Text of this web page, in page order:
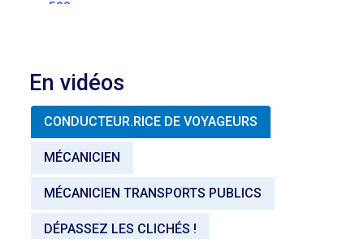
En vidéos
CONDUCTEUR.RICE DE VOYAGEURS
MÉCANICIEN
MÉCANICIEN TRANSPORTS PUBLICS
DÉPASSEZ LES CLICHÉS !